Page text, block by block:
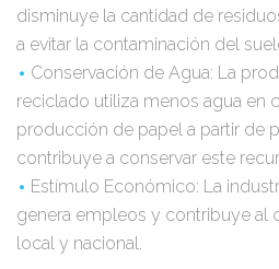
disminuye la cantidad de
a evitar la contaminación del
Conservación de Agua: La
reciclado utiliza menos agua en
producción de papel a partir de
contribuye a conservar este
Estímulo Económico: La
genera empleos y contribuye al
local y nacional.